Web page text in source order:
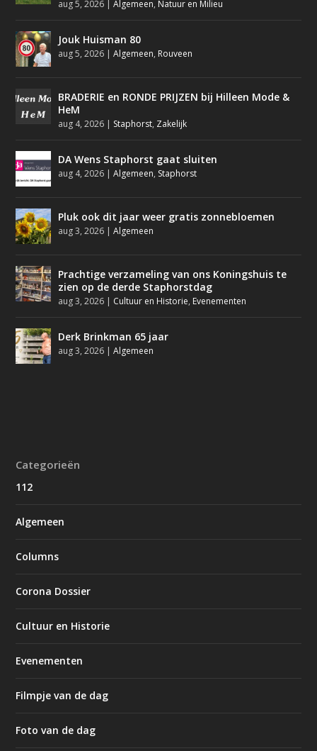
aug 5, 2026 |Algemeen, Natuur en Milieu
Jouk Huisman 80
aug 5, 2026 |Algemeen, Rouveen
BRADERIE en RONDE PRIJZEN bij Hilleen Mode &
HeM
aug 4, 2026 | Staphorst, Zakelijk
DA Wens Staphorst gaat sluiten
aug 4, 2026 |Algemeen, Staphorst
Pluk ook dit jaar weer gratis zonnebloemen
aug 3, 2026 |Algemeen
Prachtige verzameling van ons Koningshuis te
zien op de derde Staphorstdag
aug 3, 2026 | Cultuur en Historie, Evenementen
Derk Brinkman 65 jaar
aug 3, 2026 |Algemeen
Categorieën
112
Algemeen
Columns
Corona Dossier
Cultuur en Historie
Evenementen
Filmpje van de dag
Foto van de dag